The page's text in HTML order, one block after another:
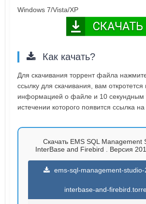
Windows 7/Vista/XP
Как качать?
Для скачивания торрент файла
ссылку для скачивания, вам откротется
информацией о файле и 10 секундным
истечении которого появится ссылка на
Скачать EMS SQL Management
InterBase and Firebird . Версия
ems-sql-management-
interbase-and-